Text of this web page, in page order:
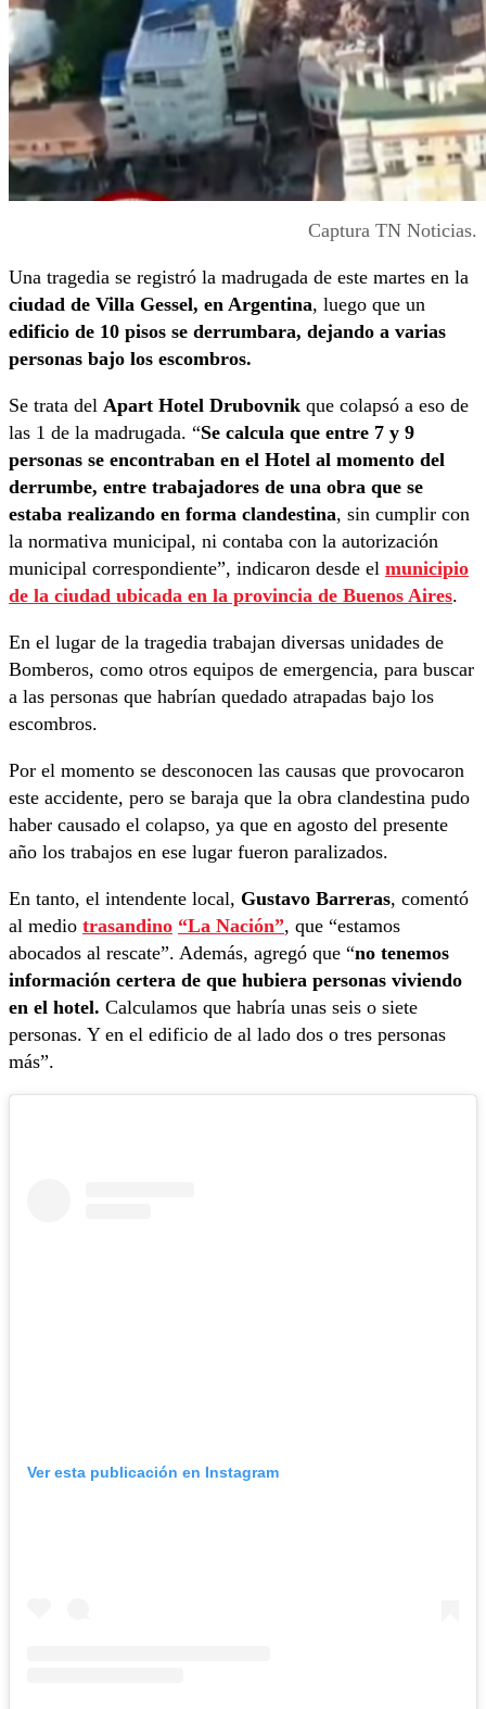
Captura TN Noticias.
Una tragedia se registró la madrugada de este martes en la
ciudad de Villa Gessel, en Argentina, luego que un
edificio de 10 pisos se derrumbara, dejando a varias
personas bajo los escombros.
Se trata del Apart Hotel Drubovnik que colapsó a eso de
las 1 de la madrugada. “Se calcula que entre 7 y 9
personas se encontraban en el Hotel al momento del
derrumbe, entre trabajadores de una obra que se
estaba realizando en forma clandestina, sin cumplir con
la normativa municipal, ni contaba con la autorización
municipal correspondiente”, indicaron desde el municipio
de la ciudad ubicada en la provincia de Buenos Aires.
En el lugar de la tragedia trabajan diversas unidades de
Bomberos, como otros equipos de emergencia, para buscar
a las personas que habrían quedado atrapadas bajo los
escombros.
Por el momento se desconocen las causas que provocaron
este accidente, pero se baraja que la obra clandestina pudo
haber causado el colapso, ya que en agosto del presente
año los trabajos en ese lugar fueron paralizados.
En tanto, el intendente local, Gustavo Barreras, comentó
al medio trasandino “La Nación”, que “estamos
abocados al rescate”. Además, agregó que “no tenemos
información certera de que hubiera personas viviendo
en el hotel. Calculamos que habría unas seis o siete
personas. Y en el edificio de al lado dos o tres personas
más”.
Ver esta publicación en Instagram